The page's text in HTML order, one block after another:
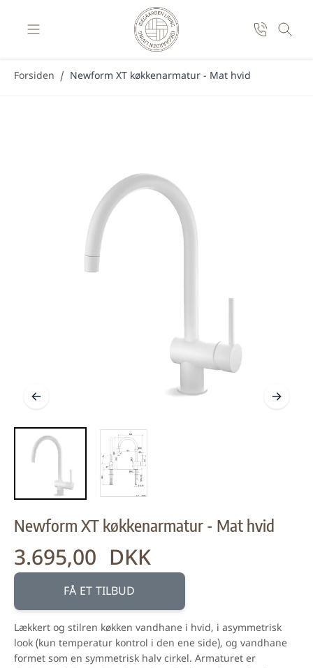
Forsiden / Newform XT køkkenarmatur - Mat hvid
Newform XT køkkenarmatur - Mat hvid
3.695,00 DKK
FÅ ET TILBUD
Lækkert og stilren køkken vandhane i hvid, i asymmetrisk
look (kun temperatur kontrol i den ene side), og vandhane
formet som en symmetrisk halv cirkel. Armaturet er